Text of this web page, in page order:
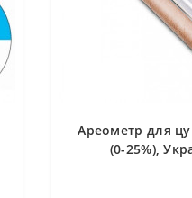
Ареометр для
(0-25%),